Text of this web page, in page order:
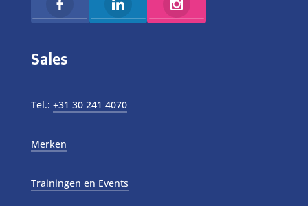
Sales
Tel.: +31 30 241 4070
Merken
Trainingen en Events